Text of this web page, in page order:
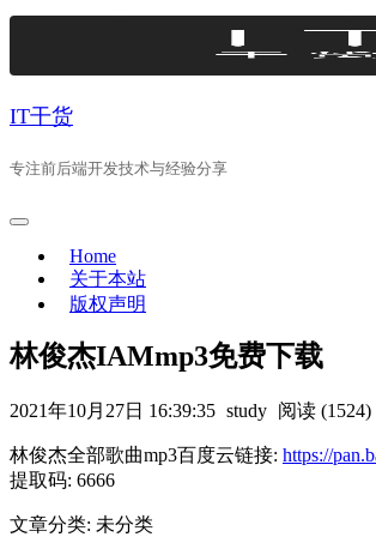
Skip
IT干货
专注前后端开发技术与经验分享
Home
关于本站
版权声明
林俊杰IAMmp3免费下载
2021年10月27日 16:39:35 study 阅读 (1524)
林俊杰全部歌曲mp3百度云链接: https://
提取码: 6666
文章分类: 未分类